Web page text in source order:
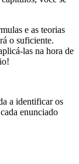
e as teorias
o suficiente.
las na hora de
a identificar os
enunciado